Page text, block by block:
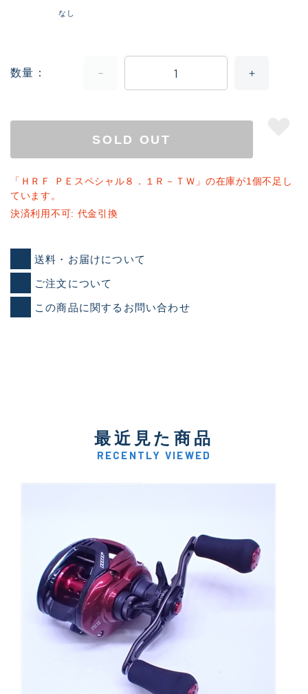
なし
数量
SOLD OUT
「ＨＲＦ ＰＥスペシャル８．１Ｒ－ＴＷ」の在庫が1個不足し
ています。
決済利用不可: 代金引換
送料・お届けについて
ご注文について
この商品に関するお問い合わせ
最近見た商品
RECENTLY VIEWED